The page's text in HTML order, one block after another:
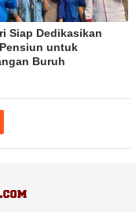
Siap Dedikasikan
untuk
Buruh